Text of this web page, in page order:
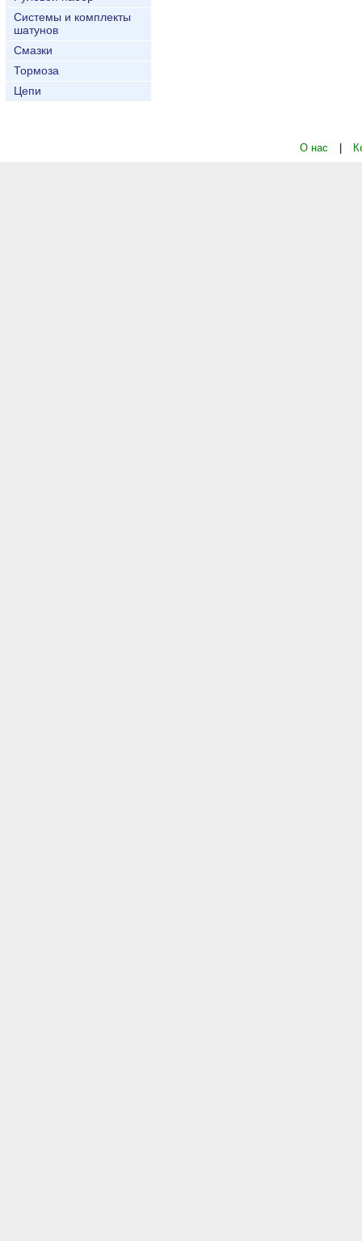
Системы и комплекты
шатунов
Смазки
Тормоза
Цепи
О нас